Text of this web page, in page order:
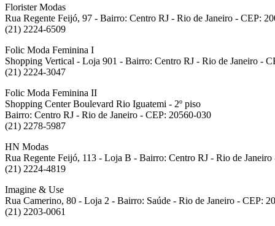
Florister Modas
Rua Regente Feijó, 97 - Bairro: Centro RJ - Rio de Janeiro - CEP:
(21) 2224-6509
Folic Moda Feminina I
Shopping Vertical - Loja 901 - Bairro: Centro RJ - Rio de Janeiro -
(21) 2224-3047
Folic Moda Feminina II
Shopping Center Boulevard Rio Iguatemi - 2º piso
Bairro: Centro RJ - Rio de Janeiro - CEP: 20560-030
(21) 2278-5987
HN Modas
Rua Regente Feijó, 113 - Loja B - Bairro: Centro RJ - Rio de
(21) 2224-4819
Imagine & Use
Rua Camerino, 80 - Loja 2 - Bairro: Saúde - Rio de Janeiro - CEP:
(21) 2203-0061